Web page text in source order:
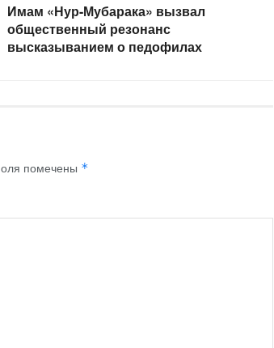
Имам «Нур-Мубарака» вызвал
общественный резонанс
высказыванием о педофилах
помечены *